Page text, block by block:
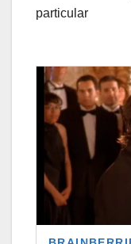
particular